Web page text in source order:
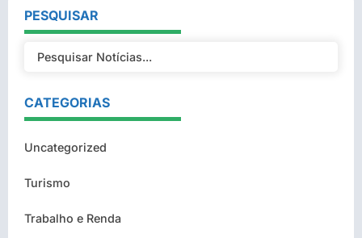
PESQUISAR
CATEGORIAS
Uncategorized
Turismo
Trabalho e Renda